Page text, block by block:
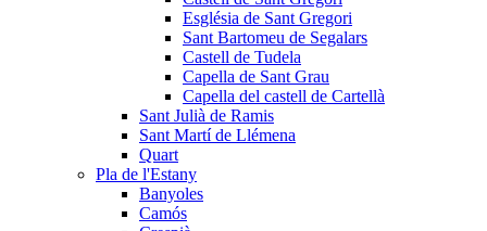
Església de Sant Gregori
Sant Bartomeu de Segalars
Castell de Tudela
Capella de Sant Grau
Capella del castell de Cartellà
Sant Julià de Ramis
Sant Martí de Llémena
Quart
Pla de l'Estany
Banyoles
Camós